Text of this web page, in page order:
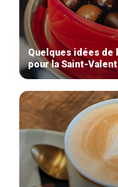
Quelques idées
pour la Saint-